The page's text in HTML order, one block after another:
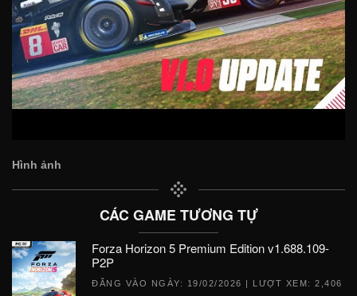
Hình ảnh
CÁC GAME TƯƠNG TỰ
Forza Horizon 5 Premium Edition v1.688.109-
P2P
ĐĂNG VÀO NGÀY: 19/02/2026 | LƯỢT XEM: 2,406